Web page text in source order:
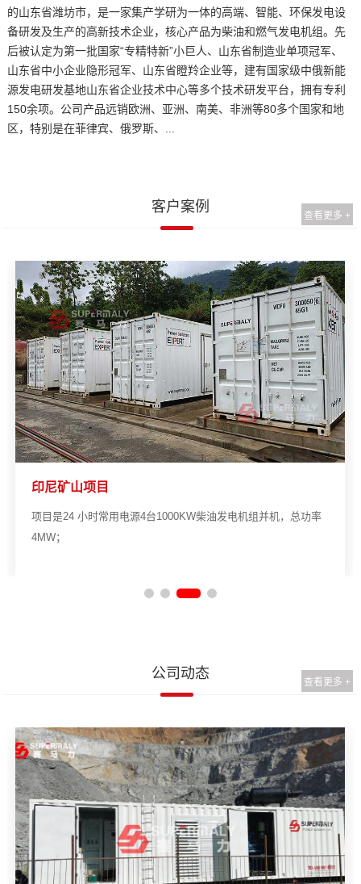
的山东省潍坊市，是一家集产学研为一体的高端、智能、环保发电设
备研发及生产的高新技术企业，核心产品为柴油和燃气发电机组。先
后被认定为第一批国家“专精特新”小巨人、山东省制造业单项冠军、
山东省中小企业隐形冠军、山东省瞪羚企业等，建有国家级中俄新能
源发电研发基地山东省企业技术中心等多个技术研发平台，拥有专利
150余项。公司产品远销欧洲、亚洲、南美、非洲等80多个国家和地
区，特别是在菲律宾、俄罗斯、...
客户案例
查看更多 +
印尼矿山项目
项目是24 小时常用电源4台1000KW柴油发电机组并机，总功率
4MW；
公司动态
查看更多 +